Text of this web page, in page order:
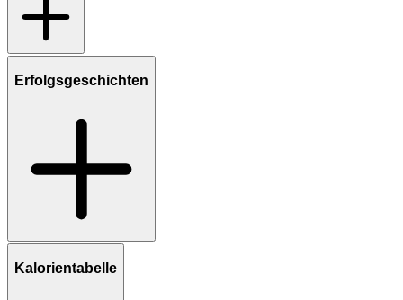
Erfolgsgeschichten
Kalorientabelle